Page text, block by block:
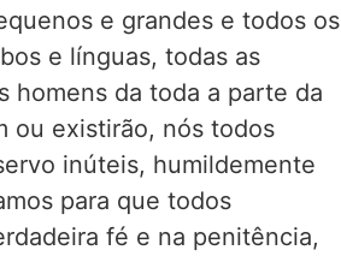
e grandes e todos os
e línguas, todas as
homens da toda a parte da
ou existirão, nós todos
inúteis, humildemente
para que todos
fé e na penitência,